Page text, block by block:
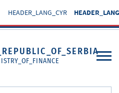
HEADER_LANG_CYR